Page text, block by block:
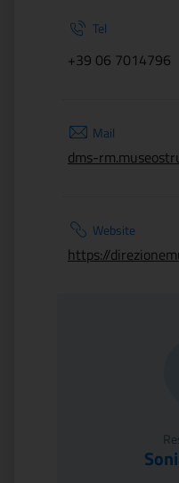
Tel
+39 06 7014796
Mail
dms-
Website